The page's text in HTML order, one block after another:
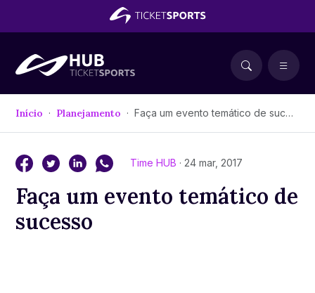
Início Planejamento Faça um evento temático de sucesso
Time HUB · 24 mar, 2017
Faça um evento temático de
sucesso